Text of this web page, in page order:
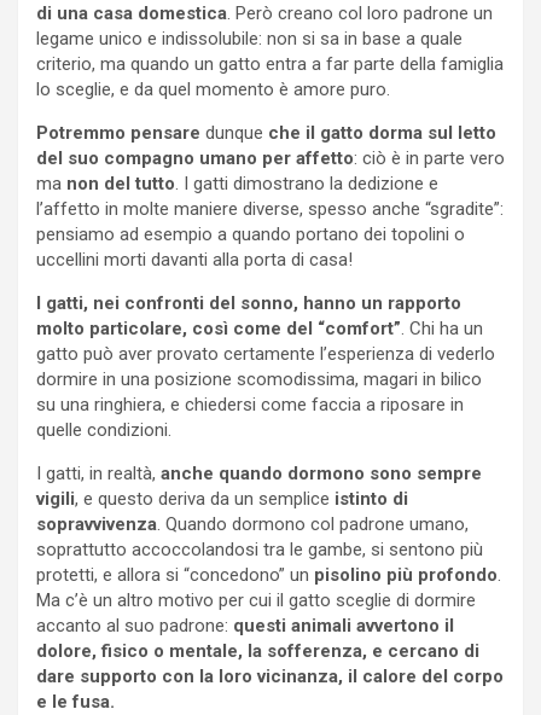
di una casa domestica . Però creano col loro padrone un
legame unico e indissolubile: non si sa in base a quale
criterio, ma quando un gatto entra a far parte della famiglia
lo sceglie, e da quel momento è amore puro.
Potremmo pensare dunque che il gatto dorma sul letto
del suo compagno umano per affetto: ciò è in parte vero
ma non del tutto . I gatti dimostrano la dedizione e
l’affetto in molte maniere diverse, spesso anche “sgradite”:
pensiamo ad esempio a quando portano dei topolini o
uccellini morti davanti alla porta di casa!
I gatti, nei confronti del sonno, hanno un rapporto
molto particolare, così come del “comfort” . Chi ha un
gatto può aver provato certamente l’esperienza di vederlo
dormire in una posizione scomodissima, magari in bilico
su una ringhiera, e chiedersi come faccia a riposare in
quelle condizioni.
I gatti, in realtà, anche quando dormono sono sempre
vigili, e questo deriva da un semplice istinto di
sopravvivenza . Quando dormono col padrone umano,
soprattutto accoccolandosi tra le gambe, si sentono più
protetti, e allora si “concedono” un pisolino più profondo
Ma c’è un altro motivo per cui il gatto sceglie di dormire
accanto al suo padrone: questi animali avvertono il
dolore, fisico o mentale, la sofferenza, e cercano di
dare supporto con la loro vicinanza, il calore del corpo
e le fusa.